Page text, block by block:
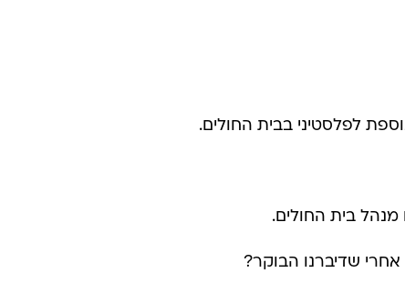
לפלסטיני בבית החולים.
בית החולים.
שדיברנו הבוקר?